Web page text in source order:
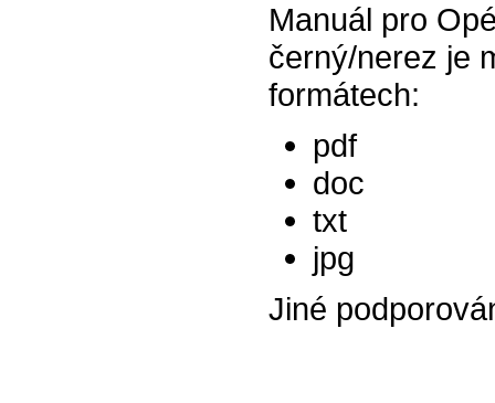
Manuál pro
černý/nerez je
formátech:
pdf
doc
txt
jpg
Jiné